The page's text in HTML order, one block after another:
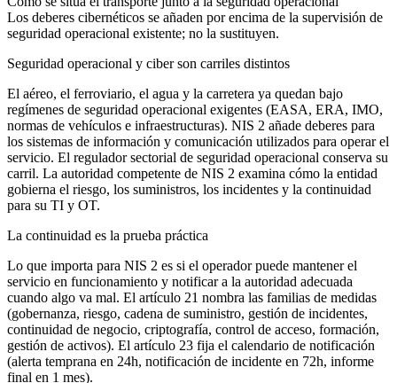
Los deberes cibernéticos se añaden por encima de la supervisión de
seguridad operacional existente; no la sustituyen.
Seguridad operacional y ciber son carriles distintos
El aéreo, el ferroviario, el agua y la carretera ya quedan bajo
regímenes de seguridad operacional exigentes (EASA, ERA, IMO,
normas de vehículos e infraestructuras). NIS 2 añade deberes para
los sistemas de información y comunicación utilizados para operar el
servicio. El regulador sectorial de seguridad operacional conserva su
carril. La autoridad competente de NIS 2 examina cómo la entidad
gobierna el riesgo, los suministros, los incidentes y la continuidad
para su TI y OT.
La continuidad es la prueba práctica
Lo que importa para NIS 2 es si el operador puede mantener el
servicio en funcionamiento y notificar a la autoridad adecuada
cuando algo va mal. El artículo 21 nombra las familias de medidas
(gobernanza, riesgo, cadena de suministro, gestión de incidentes,
continuidad de negocio, criptografía, control de acceso, formación,
gestión de activos). El artículo 23 fija el calendario de notificación
(alerta temprana en 24h, notificación de incidente en 72h, informe
final en 1 mes).